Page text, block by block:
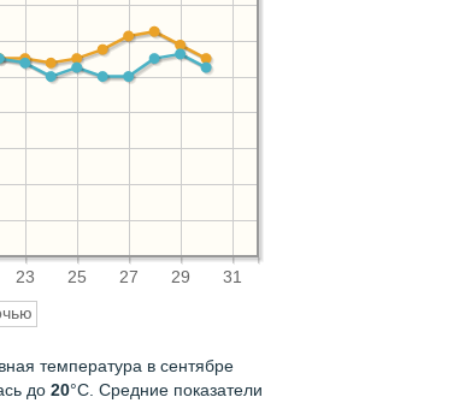
23 25 27 29 31
температура в сентябре
до 20°C. Средние показатели